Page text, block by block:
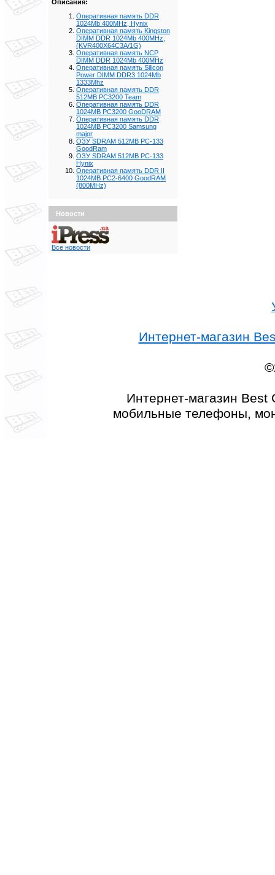
Описания:
Оперативная память DDR
1024Mb 400MHz, Hynix
Оперативная память Kingston
DIMM DDR 1024Mb 400MHz,
(KVR400X64C3A/1G)
Оперативная память NCP
DIMM DDR 1024Mb 400MHz
Оперативная память Silicon
Power DIMM DDR3 1024Mb
1333Mhz
Оперативная память DDR
512MB PC3200 Team
Оперативная память DDR
1024MB PC3200 GooDRAM
Оперативная память DDR
1024MB PC3200 Samsung
major
ОЗУ SDRAM 512MB PC-133
GoodRam
ОЗУ SDRAM 512MB PC-133
Hynix
Оперативная память DDR II
1024MB PC2-6400 GoodRAM
(800MHz)
Новости
Все новости
Интернет-магазин
Интернет-магазин Best
мобильные телефоны,